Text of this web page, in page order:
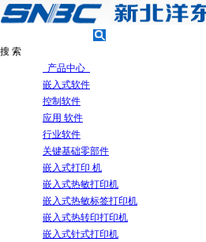
搜 索
产品中心
嵌入式软件
控制软件
应用 软件
行业软件
关键基础零部件
嵌入式打印 机
嵌入式热敏打印机
嵌入式热敏标签打印机
嵌入式热转印打印机
嵌入式针式打印机